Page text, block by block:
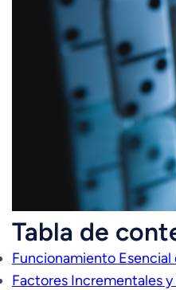
Tabla de
Funcionamiento
Factores Incrementales